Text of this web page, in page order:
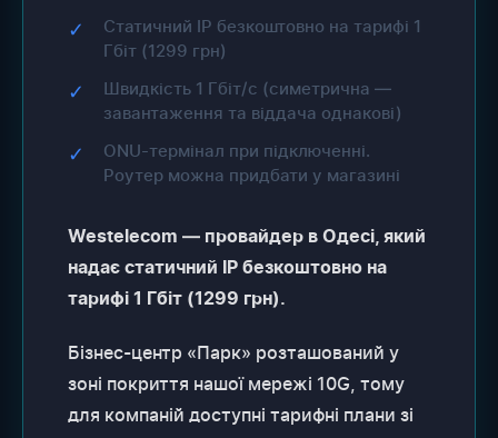
✓
Статичний IP безкоштовно на тарифі 1
Гбіт (1299 грн)
✓
Швидкість 1 Гбіт/с (симетрична —
завантаження та віддача однакові)
✓
ONU-термінал при підключенні.
Роутер можна придбати у магазині
Westelecom — провайдер в Одесі, який
надає статичний IP безкоштовно на
тарифі 1 Гбіт (1299 грн).
Бізнес-центр «Парк» розташований у
зоні покриття нашої мережі 10G, тому
для компаній доступні тарифні плани зі